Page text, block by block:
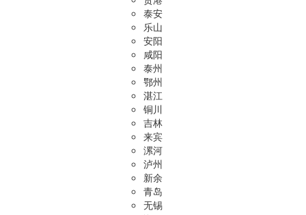
泰安
乐山
安阳
咸阳
泰州
鄂州
湛江
铜川
吉林
来宾
漯河
泸州
新余
青岛
无锡